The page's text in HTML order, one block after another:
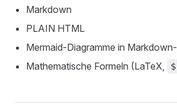
Markdown
PLAIN HTML
Mermaid‑Diagramme in
Mathematische Formeln (LaTeX,